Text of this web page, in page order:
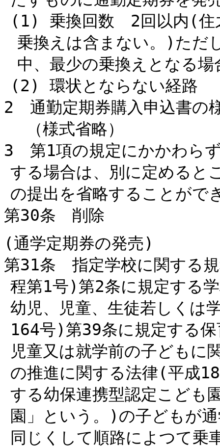
(1) 乗換回数 2回以内(住
乗換えは含まない。)ただ
中、最少の乗換えとなる
(2) 環状とならない経路
2 通勤定期券購入申込書の
（様式省略）
3 第1項の規定にかかわら
する場合は、別に定めると
の提出を省略することがで
第30条 削除
(通学定期券の発売)
第31条 指定学校に関する
程第1号)第2条に規定する
幼児、児童、生徒若しくは
164号)第39条に規定する
児童又は就学前の子どもに
の推進に関する法律(平成
する幼保連携型認定こども
園」という。)の子どもが
同じくして順路によつて乗